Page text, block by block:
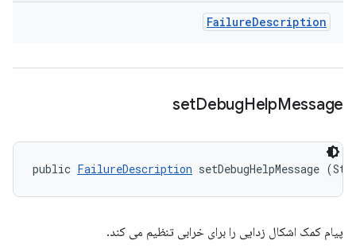
FailureDescription
setDebugHelpMessage
public FailureDescription setDebugHelpMessage
پیام کمک اشکال زدایی را برای خرابی تنظیم می کند.